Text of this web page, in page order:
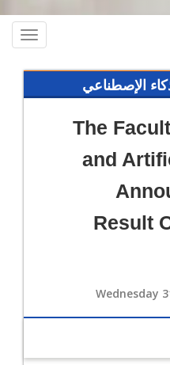
الإصطناعي
The
and
Result